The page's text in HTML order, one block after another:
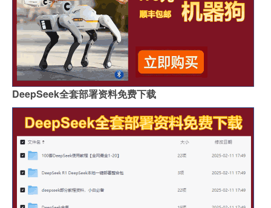
DeepSeek全套部署资料免费下载